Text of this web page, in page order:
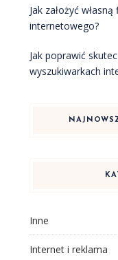
Jak założyć
internetowego?
Jak poprawić
wyszukiwarkach
Inne
Internet i reklama